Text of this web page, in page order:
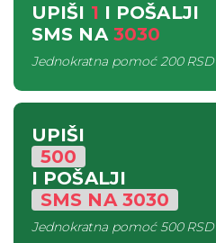
UPIŠI 1 I POŠALJI
SMS NA 3030
Jednokratna pomoć200 RSD
UPIŠI
500
I POŠALJI
SMS NA3030
Jednokratna pomoć500 RSD